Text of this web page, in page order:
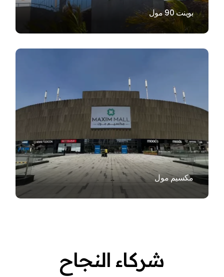
بوينت 90 مول
VIEW
مكسيم مول
شركاء النجاح